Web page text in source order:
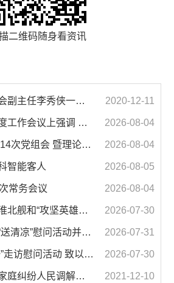
二维码随身看资讯
濉溪县人大常委会副主任李秀侠一行调研城乡客运一体化和治超工作 2020-12-11
汪华东在全市季度工作会议上强调 锚定打好“三仗”任务和年度预期目标不动摇 在全市上下掀起比学赶超争先进位的攻坚热潮 2026-08-04
市政府2026年第14次党组会 暨理论学习中心组学习会议召开 蒋曦主持会议并讲话 2026-08-04
智能客人 2026-08-05
常务会议 2026-08-04
汪华东蒋曦会见淮北舰和“攻坚英雄连”官兵代表 2026-07-30
汪华东开展夏季“送清凉”慰问活动并调研专门教育工作 落实落细防暑降温措施 用心用情关爱一线职工 2026-07-31
市领导开展“八一”走访慰问活动 致以节日问候 畅叙鱼水深情 2026-07-30
濉溪县举行婚姻家庭纠纷人民调解委员会暨调解志愿者服务团成立仪式 2021-12-10